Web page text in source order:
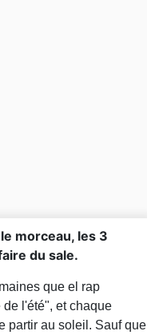
morceau, les 3
du sale.
que el rap
l'été", et chaque
partir au soleil. Sauf que